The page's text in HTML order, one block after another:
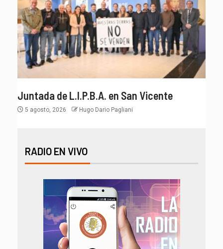
Juntada de L.I.P.B.A. en San Vicente
5 agosto, 2026 Hugo Dario Pagliani
RADIO EN VIVO